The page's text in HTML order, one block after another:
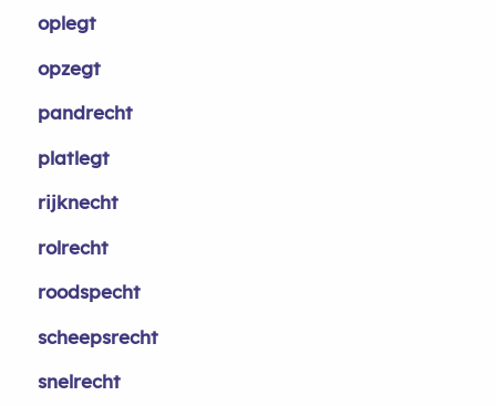
oplegt
opzegt
pandrecht
platlegt
rijknecht
rolrecht
roodspecht
scheepsrecht
snelrecht